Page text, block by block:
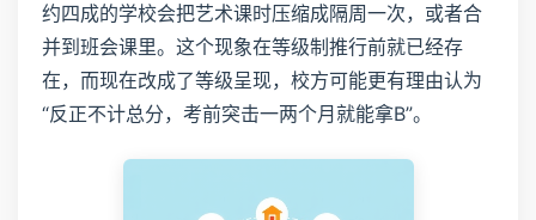
约四成的学校会把艺术课时压缩成隔周一次，或者合
并到班会课里。这个现象在等级制推行前就已经存
在，而现在改成了等级呈现，校方可能更有理由认为
“反正不计总分，考前突击一两个月就能拿B”。